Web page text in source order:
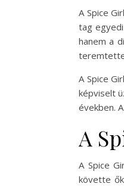
A Spice
tag
hanem a
A Spice
képviselt
években.
A
A Spice
követte